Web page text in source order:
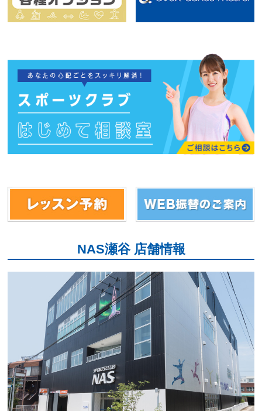
NAS瀬谷 店舗情報